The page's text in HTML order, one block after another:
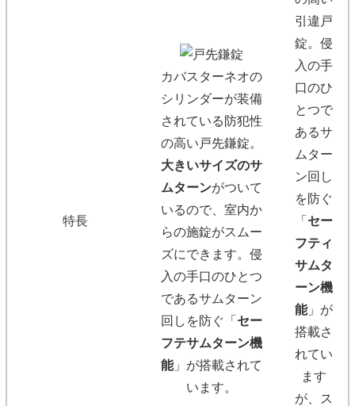
特長
カバスターネオの
シリンダーが装備
されている防犯性
の高い戸先鎌錠。
大きいサイズのサ
ムターンがついて
いるので、室内か
らの施錠がスムー
ズにできます。侵
入の手口のひとつ
であるサムターン
回しを防ぐ「 セー
フテサムターン機
能」が搭載されて
います。
引違戸
錠。侵
入の手
口のひ
とつで
あるサ
ムター
ン回し
を防ぐ
「 セー
フティ
サムタ
ーン機
能」が
搭載さ
れてい
ます
が、ス